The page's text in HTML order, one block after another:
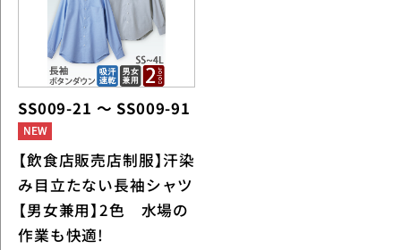
SS009-21 ～ SS009-91
【飲食店販売店制服】汗染
み目立たない長袖シャツ
【男女兼用】2色 水場の
作業も快適!